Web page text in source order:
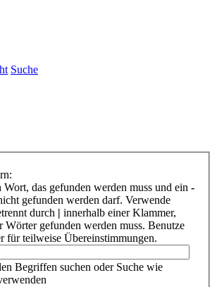
Suche
Wort, das gefunden werden muss und ein -
gefunden werden darf. Verwende
durch | innerhalb einer Klammer,
Wörter gefunden werden muss. Benutze
für teilweise Übereinstimmungen.
Begriffen suchen oder Suche wie